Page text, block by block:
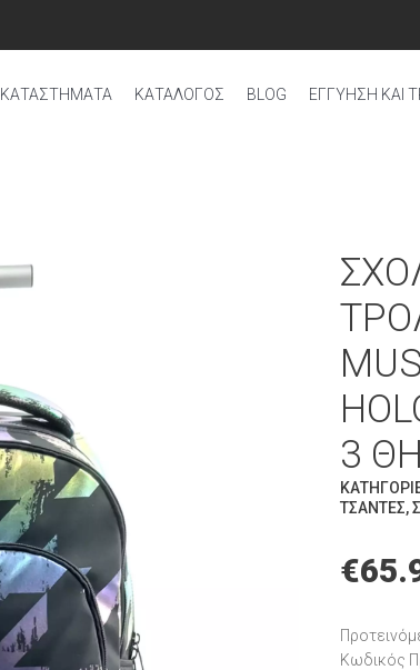
ΚΑΤΑΣΤΗΜΑΤΑ ΚΑΤΑΛΟΓΟΣ BLOG ΕΓΓΎΗΣΗ ΚΑΙ
3
ΤΣΆΝΤΕΣ,
€
Κωδικός